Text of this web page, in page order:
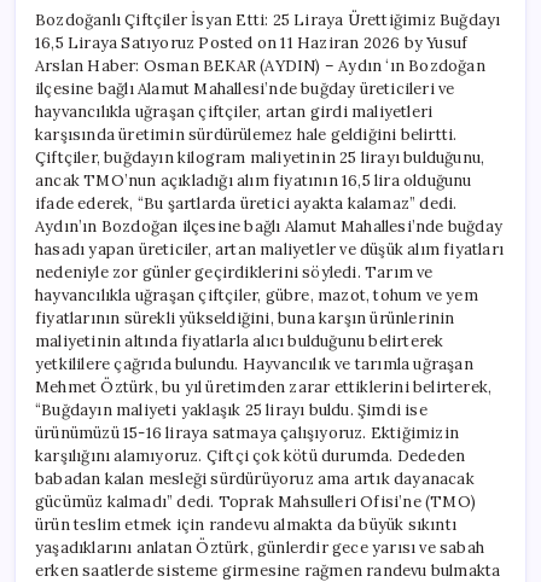
Buğdayı
16,5
Liraya
Satıyoruz
için
Bozdoğanlı Çiftçiler İsyan Etti: 25 Liraya Ürettiğimiz Buğdayı
16,5 Liraya Satıyoruz Posted on 11 Haziran 2026 by Yusuf
Arslan Haber: Osman BEKAR (AYDIN) – Aydın ‘ın Bozdoğan
ilçesine bağlı Alamut Mahallesi’nde buğday üreticileri ve
hayvancılıkla uğraşan çiftçiler, artan girdi maliyetleri
karşısında üretimin sürdürülemez hale geldiğini belirtti.
Çiftçiler, buğdayın kilogram maliyetinin 25 lirayı bulduğunu,
ancak TMO’nun açıkladığı alım fiyatının 16,5 lira olduğunu
ifade ederek, “Bu şartlarda üretici ayakta kalamaz” dedi.
Aydın’ın Bozdoğan ilçesine bağlı Alamut Mahallesi’nde buğday
hasadı yapan üreticiler, artan maliyetler ve düşük alım fiyatları
nedeniyle zor günler geçirdiklerini söyledi. Tarım ve
hayvancılıkla uğraşan çiftçiler, gübre, mazot, tohum ve yem
fiyatlarının sürekli yükseldiğini, buna karşın ürünlerinin
maliyetinin altında fiyatlarla alıcı bulduğunu belirterek
yetkililere çağrıda bulundu. Hayvancılık ve tarımla uğraşan
Mehmet Öztürk, bu yıl üretimden zarar ettiklerini belirterek,
“Buğdayın maliyeti yaklaşık 25 lirayı buldu. Şimdi ise
ürünümüzü 15-16 liraya satmaya çalışıyoruz. Ektiğimizin
karşılığını alamıyoruz. Çiftçi çok kötü durumda. Dededen
babadan kalan mesleği sürdürüyoruz ama artık dayanacak
gücümüz kalmadı” dedi. Toprak Mahsulleri Ofisi’ne (TMO)
ürün teslim etmek için randevu almakta da büyük sıkıntı
yaşadıklarını anlatan Öztürk, günlerdir gece yarısı ve sabah
erken saatlerde sisteme girmesine rağmen randevu bulmakta